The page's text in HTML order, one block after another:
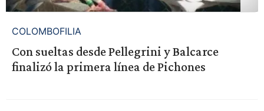
COLOMBOFILIA
Con sueltas desde Pellegrini y Balcarce
finalizó la primera línea de Pichones